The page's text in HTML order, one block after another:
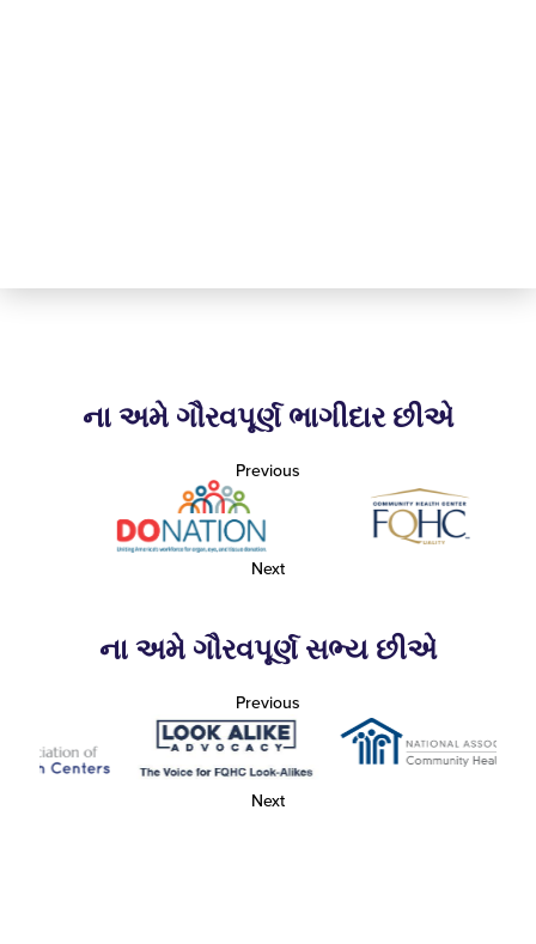
ના અમે ગૌરવપૂર્ણ ભાગીદાર છીએ
Previous
Next
ના અમે ગૌરવપૂર્ણ સભ્ય છીએ
Previous
Next